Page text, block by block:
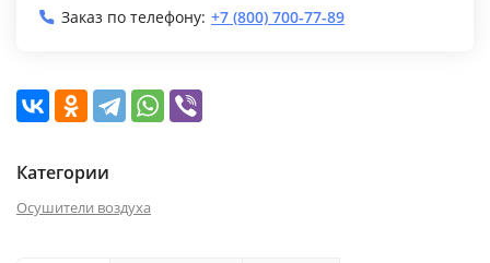
Заказ по телефону: +7 (800) 700-77-89
Категории
Осушители воздуха